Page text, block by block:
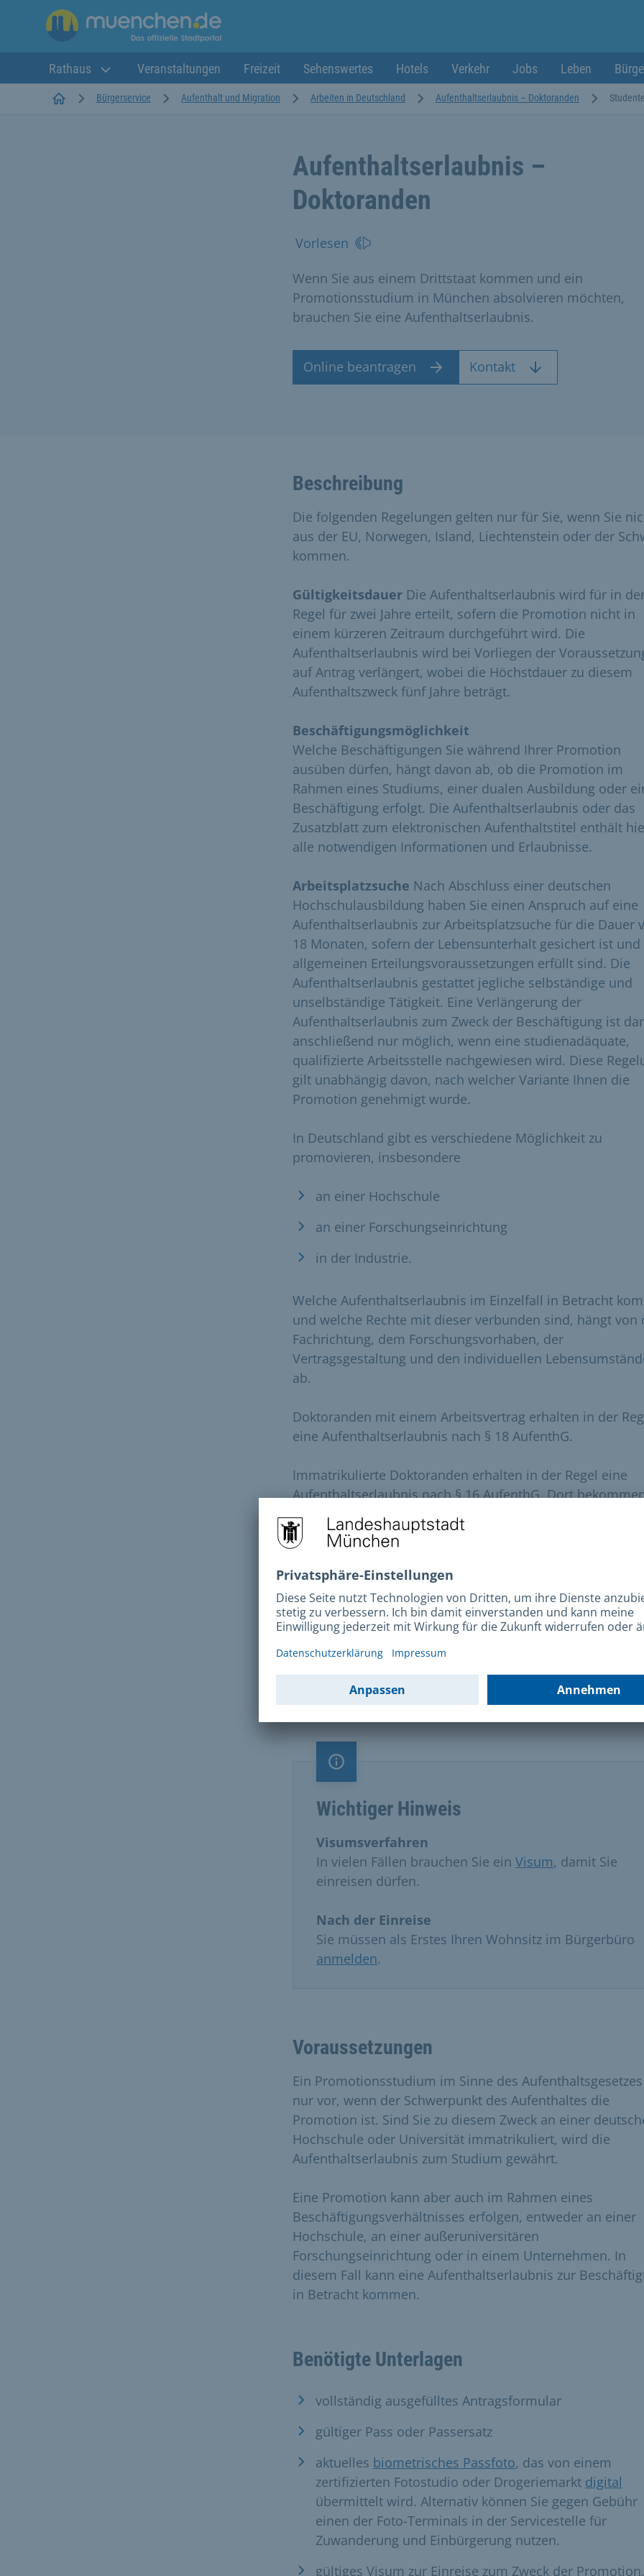
Rathaus Veranstaltungen Freizeit Sehenswertes Hotels Verkehr Jobs Leben
StartseiteBürgerservice Aufenthalt und Migration Arbeiten in Deutschland Aufenthaltserlaubnis – Doktoranden
Aufenthaltserlaubnis –
Doktoranden
Vorlesen
Wenn Sie aus einem Drittstaat kommen und ein
Promotionsstudium in München absolvieren möchten,
brauchen Sie eine Aufenthaltserlaubnis.
Online beantragen Kontakt
Beschreibung
Die folgenden Regelungen gelten nur für Sie, wenn Sie
aus der EU, Norwegen, Island, Liechtenstein oder der
kommen.
Gültigkeitsdauer Die Aufenthaltserlaubnis wird für in
Regel für zwei Jahre erteilt, sofern die Promotion nicht in
einem kürzeren Zeitraum durchgeführt wird. Die
Aufenthaltserlaubnis wird bei Vorliegen der
auf Antrag verlängert, wobei die Höchstdauer zu diesem
Aufenthaltszweck fünf Jahre beträgt.
Beschäftigungsmöglichkeit
Welche Beschäftigungen Sie während Ihrer Promotion
ausüben dürfen, hängt davon ab, ob die Promotion im
Rahmen eines Studiums, einer dualen Ausbildung oder
Beschäftigung erfolgt. Die Aufenthaltserlaubnis oder das
Zusatzblatt zum elektronischen Aufenthaltstitel enthält
alle notwendigen Informationen und Erlaubnisse.
Arbeitsplatzsuche Nach Abschluss einer deutschen
Hochschulausbildung haben Sie einen Anspruch auf eine
Aufenthaltserlaubnis zur Arbeitsplatzsuche für die Dauer
18 Monaten, sofern der Lebensunterhalt gesichert ist und
allgemeinen Erteilungsvoraussetzungen erfüllt sind. Die
Aufenthaltserlaubnis gestattet jegliche selbständige und
unselbständige Tätigkeit. Eine Verlängerung der
Aufenthaltserlaubnis zum Zweck der Beschäftigung ist
anschließend nur möglich, wenn eine studienadäquate,
qualifizierte Arbeitsstelle nachgewiesen wird. Diese
gilt unabhängig davon, nach welcher Variante Ihnen die
Promotion genehmigt wurde.
In Deutschland gibt es verschiedene Möglichkeit zu
promovieren, insbesondere
an einer Hochschule
an einer Forschungseinrichtung
in der Industrie.
Welche Aufenthaltserlaubnis im Einzelfall in Betracht
und welche Rechte mit dieser verbunden sind, hängt von
Fachrichtung, dem Forschungsvorhaben, der
Vertragsgestaltung und den individuellen
ab.
Doktoranden mit einem Arbeitsvertrag erhalten in der
eine Aufenthaltserlaubnis nach § 18 AufenthG.
Immatrikulierte Doktoranden erhalten in der Regel eine
Aufenthaltserlaubnis nach § 16 AufenthG. Dort
eine Meldebescheinigung. Diese Bescheinigung wird häufig
von anderen Behörden oder Institutionen verlangt, als
Nachweis dafür, dass Sie in München gemeldet sind.
Haben Sie diese Schritte absolviert, müssen Doktoranden
Drittstaaten vor Ablauf der Gültigkeit des Einreisevisums
Aufenthaltserlaubnis zur Promotion beantragen. Können
visafrei einreisen, müssen Sie innerhalb von 90 Tagen nach
für Zuwanderung und Einbürgerung beantragen.
Information
Wichtiger Hinweis
Visumsverfahren
In vielen Fällen brauchen Sie ein Visum, damit Sie
einreisen dürfen.
Nach der Einreise
Sie müssen als Erstes Ihren Wohnsitz im Bürgerbüro
anmelden.
Voraussetzungen
Ein Promotionsstudium im Sinne des
nur vor, wenn der Schwerpunkt des Aufenthaltes die
Promotion ist. Sind Sie zu diesem Zweck an einer
Hochschule oder Universität immatrikuliert, wird die
Aufenthaltserlaubnis zum Studium gewährt.
Eine Promotion kann aber auch im Rahmen eines
Beschäftigungsverhältnisses erfolgen, entweder an einer
Hochschule, an einer außeruniversitären
Forschungseinrichtung oder in einem Unternehmen. In
diesem Fall kann eine Aufenthaltserlaubnis zur
in Betracht kommen.
Benötigte Unterlagen
vollständig ausgefülltes Antragsformular
gültiger Pass oder Passersatz
aktuelles biometrisches Passfoto, das von einem
zertifizierten Fotostudio oder Drogeriemarkt digital
übermittelt wird. Alternativ können Sie gegen Gebühr
einen der Foto-Terminals in der Servicestelle für
Zuwanderung und Einbürgerung nutzen.
gültiges Visum zur Einreise zum Zweck der Promotion,